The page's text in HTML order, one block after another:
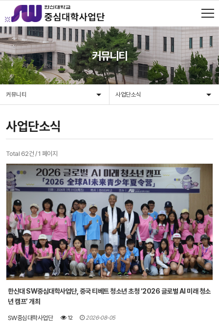
커뮤니티
커뮤니티 사업단소식
사업단소식
Total 62건 /1 페이지
한신대 SW중심대학사업단, 중국 티베트 청소년 초청 ‘2026 글로벌 AI 미래 청소
년 캠프’ 개최
SW중심대학사업단 12 2026-08-05